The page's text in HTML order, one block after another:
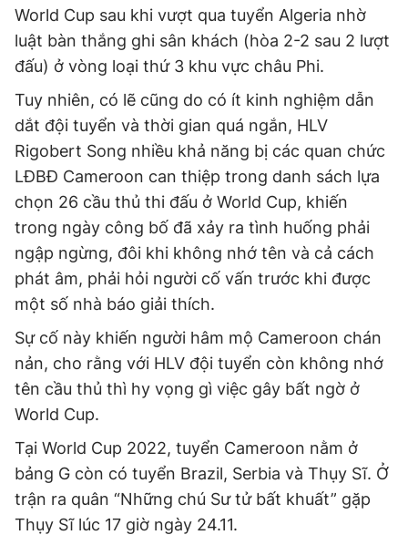
World Cup sau khi vượt qua tuyển Algeria nhờ
luật bàn thắng ghi sân khách (hòa 2-2 sau 2 lượt
đấu) ở vòng loại thứ 3 khu vực châu Phi.
Tuy nhiên, có lẽ cũng do có ít kinh nghiệm dẫn
dắt đội tuyển và thời gian quá ngắn, HLV
Rigobert Song nhiều khả năng bị các quan chức
LĐBĐ Cameroon can thiệp trong danh sách lựa
chọn 26 cầu thủ thi đấu ở World Cup, khiến
trong ngày công bố đã xảy ra tình huống phải
ngập ngừng, đôi khi không nhớ tên và cả cách
phát âm, phải hỏi người cố vấn trước khi được
một số nhà báo giải thích.
Sự cố này khiến người hâm mộ Cameroon chán
nản, cho rằng với HLV đội tuyển còn không nhớ
tên cầu thủ thì hy vọng gì việc gây bất ngờ ở
World Cup.
Tại World Cup 2022, tuyển Cameroon nằm ở
bảng G còn có tuyển Brazil, Serbia và Thụy Sĩ. Ở
trận ra quân “Những chú Sư tử bất khuất” gặp
Thụy Sĩ lúc 17 giờ ngày 24.11.